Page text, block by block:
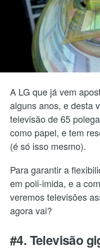
A LG que já vem
alguns anos, e desta
televisão de 65
como papel, e tem
(é só isso mesmo).
Para garantir a
em poli-imida, e a
veremos televisões
agora vai?
#4. Televisão